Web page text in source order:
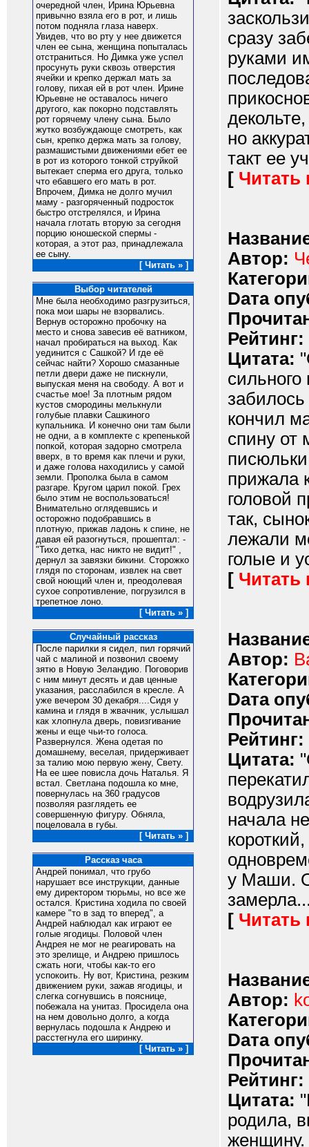
очередной член, Ирина Юрьевна
привычно взяла его в рот, и лишь
потом подняла глаза наверх.
Увидев, что во рту у нее движется
член ее сына, женщина попыталась
отстраниться. Но Димка уже успел
просунуть руки сквозь отверстия
ячейки и крепко держал мать за
голову, пихая ей в рот член. Ирине
Юрьевне не оставалось ничего
другого, как покорно подставлять
рот горячему члену сына. Было
жутко возбуждающе смотреть, как
сын, крепко держа мать за голову,
размашистыми движениями ебет ее
в рот из которого тонкой струйкой
вытекает сперма его друга, только
что ебавшего его мать в рот.
Впрочем, Димка не долго мучил
маму - разгоряченный подросток
быстро отстрелялся, и Ирина
начала глотать вторую за сегодня
порцию юношеской спермы -
которая, а этот раз, принадлежала
ее сыну.
[ Читать » ]
Выбор читателей
Мне была необходимо разгрузиться,
пока мои шары не взорвались.
Вернув осторожно пробочку на
место и снова завесив её ватником,
начал пробираться на выход. Как
уединится с Сашкой? И где её
сейчас найти? Хорошо смазанные
петли двери даже не пискнули,
выпуская меня на свободу. А вот и
счастье мое! За плотным рядом
кустов смородины мелькнули
голубые плавки Сашкиного
купальника. И конечно они там были
не одни, а в комплекте с крепенькой
попкой, которая задорно смотрела
вверх, в то время как плечи и руки,
и даже голова находились у самой
земли. Прополка была в самом
разгаре. Кругом царил покой. Грех
было этим не воспользоваться!
Внимательно оглядевшись и
осторожно подобравшись в
плотную, прижав ладонь к спине, не
давая ей разогнуться, прошептал: -
"Тихо детка, нас никто не видит!" ,
дернул за завязки бикини. Сторожко
глядя по сторонам, извлек на свет
свой ноющий член и, преодолевая
сухое сопротивление, погрузился в
трепетное лоно.
[ Читать » ]
Случайный рассказ
После парилки я сидел, пил горячий
чай с малиной и позвонил своему
зятю в Новую Зеландию. Поговорив
с ним минут десять и дав ценные
указания, расслабился в кресле. А
уже вечером 30 декабря....Сидя у
камина и глядя в жвачник, услышал
как хлопнула дверь, повизгивание
жены и еще чьи-то голоса.
Развернулся. Жена одетая по
домашнему, веселая, придерживает
за талию мою первую жену, Свету.
На ее шее повисла дочь Наталья. Я
встал. Светлана подошла ко мне,
повернулась на 360 градусов
позволяя разглядеть ее
совершенную фигуру. Обняла,
поцеловала в губы.
[ Читать » ]
Рассказ часа
Андрей понимал, что грубо
нарушает все инструкции, данные
ему директором тюрьмы, но все же
остался. Кристина ходила по своей
камере "то в зад то вперед", а
Андрей наблюдал как играют ее
голые ягодицы. Половой член
Андрея не мог не реагировать на
это зрелище, и Андрею пришлось
сжать ноги, чтобы как-то его
успокоить. Ну вот, Кристина, резким
движением руки, зажав ягодицы, и
слегка согнувшись в пояснице,
побежала на унитаз. Просидела она
на нем довольно долго, а когда
вернулась подошла к Андрею и
расстегнула его ширинку.
[ Читать » ]
сразу
руками
но
такт ее
[ Читать
Автор:
Dата
Рейтинг:
Цитата:
кончил
спину от
прижала
головой
так,
лежали
голые и
[ Читать
Автор:
Dата
Рейтинг:
Цитата:
начала
у Маши.
[ Читать
Автор:
Dата
Рейтинг:
Цитата:
родила,
женщину.